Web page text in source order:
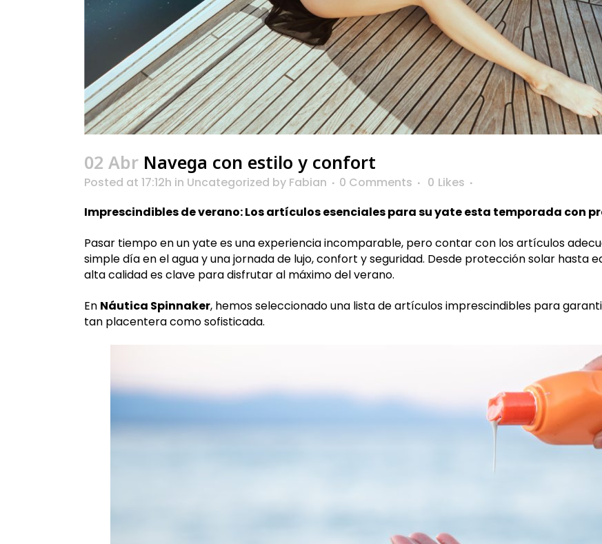
02 Abr Navega con estilo y confort
Posted at 17:12h in Uncategorized by Fabian 0 Comments 0 Likes
Imprescindibles de verano: Los artículos esenciales para su yate esta temporada con
Pasar tiempo en un yate es una experiencia incomparable, pero contar con los artículos
simple día en el agua y una jornada de lujo, confort y seguridad. Desde protección solar hasta
alta calidad es clave para disfrutar al máximo del verano.
En Náutica Spinnaker, hemos seleccionado una lista de artículos imprescindibles para
tan placentera como sofisticada.